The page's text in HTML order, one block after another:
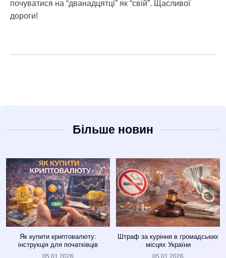
почуватися на “дванадцятці” як “свій”. Щасливої
дороги!
Більше новин
Як купити криптовалюту:
інструкція для початківців
Штраф за куріння в громадських
місцях України